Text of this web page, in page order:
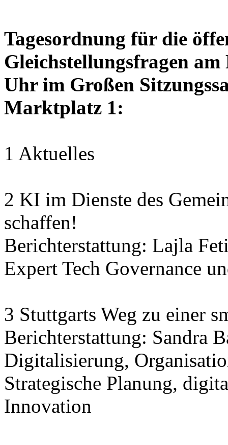
Tagesordnung für die
Gleichstellungsfragen
Uhr im Großen
Marktplatz 1:
1 Aktuelles
2 KI im Dienste des
schaffen!
Berichterstattung: Lajla
Expert Tech Governance
3 Stuttgarts Weg zu einer
Berichterstattung: Sandra
Digitalisierung,
Strategische Planung,
Innovation